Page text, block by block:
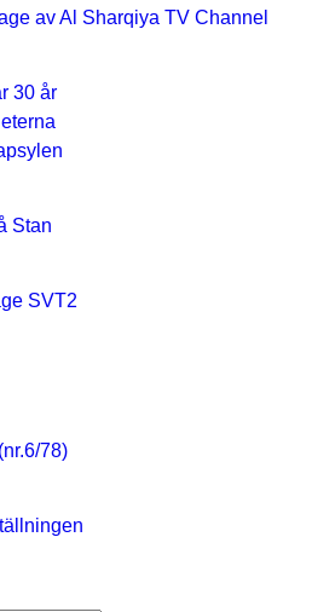
av Al Sharqiya TV Channel
30 år
Stan
SVT2
78)